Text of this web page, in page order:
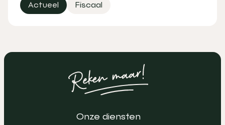
Actueel Fiscaal
Onze diensten